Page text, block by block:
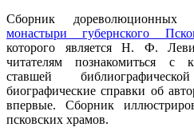
Сборник дореволюционных
монастыри губернского
которого является Н. Ф.
читателям познакомиться с
ставшей
биографические справки об
впервые. Сборник
псковских храмов.